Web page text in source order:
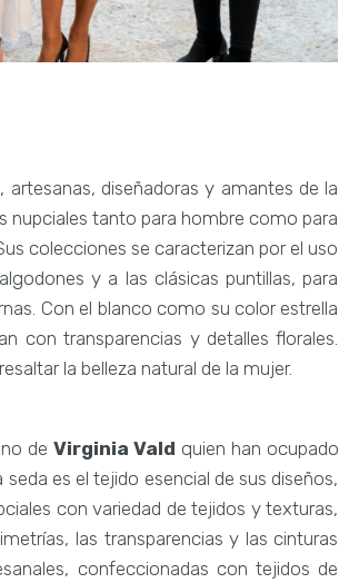
diseñadoras y amantes de la
nupciales tanto para hombre como para
colecciones se caracterizan por el uso
y a las clásicas puntillas, para
Con el blanco como su color estrella
con transparencias y detalles florales.
la belleza natural de la mujer.
de Virginia Vald quien han ocupado
es el tejido esencial de sus diseños,
con variedad de tejidos y texturas,
las transparencias y las cinturas
confeccionadas con tejidos de